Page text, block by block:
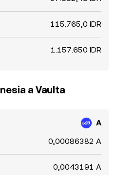
115.765,0 IDR
1.157.650 IDR
a Vaulta
A
0,00086382 A
0,0043191 A